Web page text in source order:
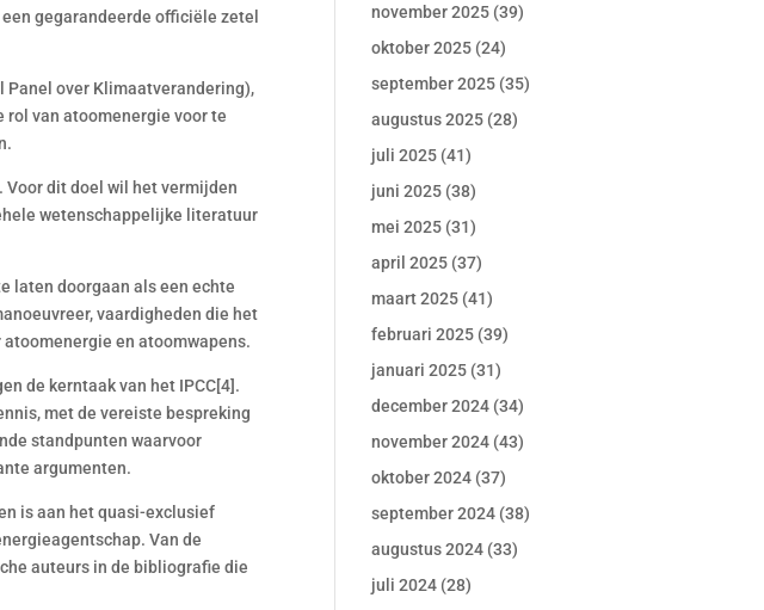
gegarandeerde officiële zetel
Panel over Klimaatverandering),
rol van atoomenergie voor te
Voor dit doel wil het vermijden
wetenschappelijke literatuur
laten doorgaan als een echte
vaardigheden die het
en atoomwapens.
de kerntaak van het IPCC[4].
met de vereiste bespreking
standpunten waarvoor
argumenten.
is aan het quasi-exclusief
Van de
auteurs in de bibliografie die
november 2025 (39)
oktober 2025 (24)
september 2025 (35)
augustus 2025 (28)
juli 2025 (41)
juni 2025 (38)
mei 2025 (31)
april 2025 (37)
maart 2025 (41)
februari 2025 (39)
januari 2025 (31)
december 2024 (34)
november 2024 (43)
oktober 2024 (37)
september 2024 (38)
augustus 2024 (33)
juli 2024 (28)